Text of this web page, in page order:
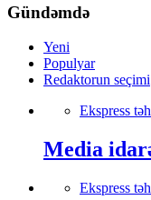
Gündəmdə
Yeni
Populyar
Redaktorun seçimi
Ekspress
Media
Ekspress